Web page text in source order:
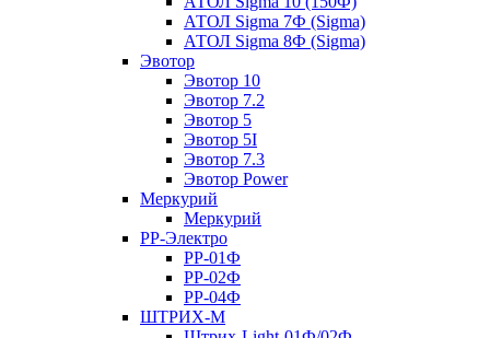
АТОЛ Sigma 7Ф (Sigma)
АТОЛ Sigma 8Ф (Sigma)
Эвотор
Эвотор 10
Эвотор 7.2
Эвотор 5
Эвотор 5I
Эвотор 7.3
Эвотор Power
Меркурий
Меркурий
РР-Электро
РР-01Ф
РР-02Ф
РР-04Ф
ШТРИХ-М